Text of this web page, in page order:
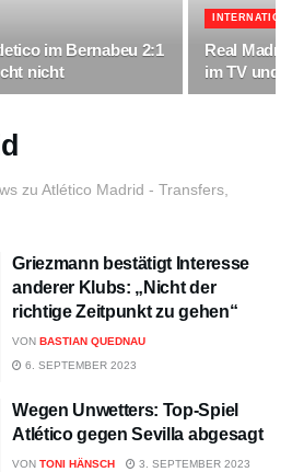
im Bernabeu 2:1
nicht
Real
im TV und
zu Atlético Madrid - Transfers,
Griezmann bestätigt Interesse
anderer Klubs: „Nicht der
richtige Zeitpunkt zu gehen“
VON BASTIAN QUEDNAU
6. SEPTEMBER 2023
Wegen Unwetters: Top-Spiel
Atlético gegen Sevilla abgesagt
VON TONI HÄNSCH 3. SEPTEMBER 2023